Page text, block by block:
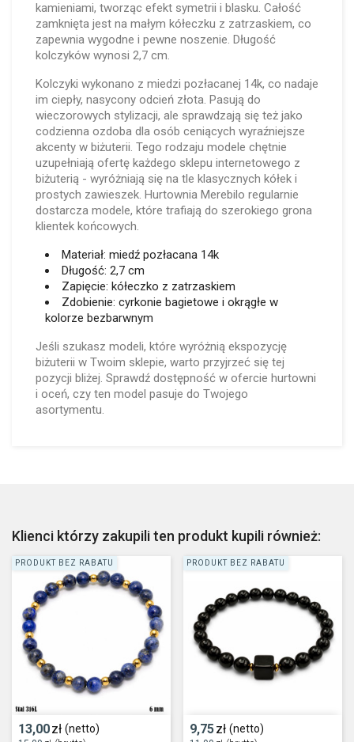
kamieniami, tworząc efekt symetrii i blasku. Całość
zamknięta jest na małym kółeczku z zatrzaskiem, co
zapewnia wygodne i pewne noszenie. Długość
kolczyków wynosi 2,7 cm.
Kolczyki wykonano z miedzi pozłacanej 14k, co nadaje
im ciepły, nasycony odcień złota. Pasują do
wieczorowych stylizacji, ale sprawdzają się też jako
codzienna ozdoba dla osób ceniących wyraźniejsze
akcenty w biżuterii. Tego rodzaju modele chętnie
uzupełniają ofertę każdego sklepu internetowego z
biżuterią - wyróżniają się na tle klasycznych kółek i
prostych zawieszek. Hurtownia Merebilo regularnie
dostarcza modele, które trafiają do szerokiego grona
klientek końcowych.
Materiał: miedź pozłacana 14k
Długość: 2,7 cm
Zapięcie: kółeczko z zatrzaskiem
Zdobienie: cyrkonie bagietowe i okrągłe w
kolorze bezbarwnym
Jeśli szukasz modeli, które wyróżnią ekspozycję
biżuterii w Twoim sklepie, warto przyjrzeć się tej
pozycji bliżej. Sprawdź dostępność w ofercie hurtowni
i oceń, czy ten model pasuje do Twojego
asortymentu.
Klienci którzy zakupili ten produkt kupili również:
13,00zł (netto)
PRODUKT BEZ RABATU
9,75zł (netto)
PRODUKT BEZ RABATU